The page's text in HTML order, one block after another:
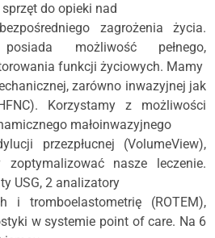
do opieki nad
zagrożenia życia.
możliwość pełnego,
funkcji życiowych. Mamy
zarówno inwazyjnej jak
Korzystamy z możliwości
małoinwazyjnego
przezpłucnej (VolumeView),
nasze leczenie.
USG, 2 analizatory
i tromboelastometrię (ROTEM),
w systemie point of care. Na 6